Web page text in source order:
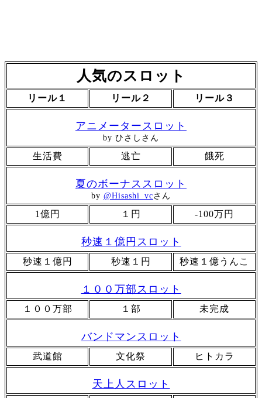
人気のスロット
リール１ リール２ リール３
アニメータースロット
by ひさしさん
生活費 逃亡 餓死
夏のボーナススロット
by @Hisashi_vcさん
1億円 １円 -100万円
秒速１億円スロット
秒速１億円 秒速１円 秒速１億うんこ
１００万部スロット
１００万部 １部 未完成
バンドマンスロット
武道館 文化祭 ヒトカラ
天上人スロット